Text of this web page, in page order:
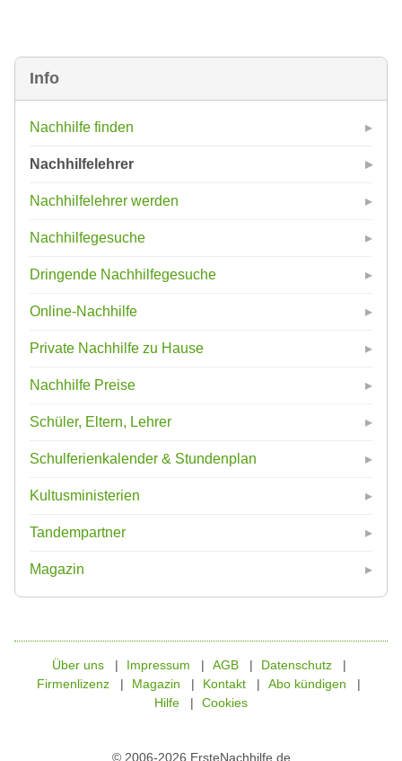
Info
Nachhilfe finden
Nachhilfelehrer
Nachhilfelehrer werden
Nachhilfegesuche
Dringende Nachhilfegesuche
Online-Nachhilfe
Private Nachhilfe zu Hause
Nachhilfe Preise
Schüler, Eltern, Lehrer
Schulferienkalender & Stundenplan
Kultusministerien
Tandempartner
Magazin
© 2006-2026 ErsteNachhilfe.de
Über uns Impressum AGB
Datenschutz
Firmenlizenz
Magazin Kontakt
Abo kündigen
Hilfe
Cookies